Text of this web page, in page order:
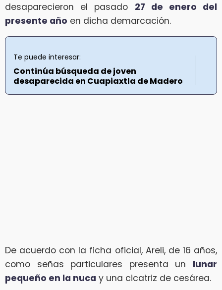
desaparecieron el pasado 27 de enero del
presente año en dicha demarcación.
Te puede interesar:
Continúa búsqueda de joven
desaparecida en Cuapiaxtla de Madero
De acuerdo con la ficha oficial, Areli, de 16 años,
como señas particulares presenta un lunar
pequeño en la nuca y una cicatriz de cesárea.